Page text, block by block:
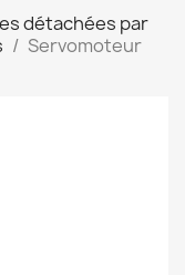
détachées par
Servomoteur